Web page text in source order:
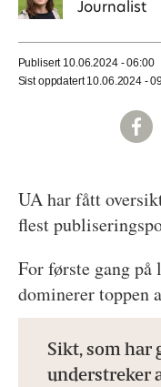
Journalist
Publisert
10.06.2024 - 06:00
Sist oppdatert
10.06.2024 -
UA har fått
flest
For første gang på
dominerer toppen
Sikt, som har
understreker